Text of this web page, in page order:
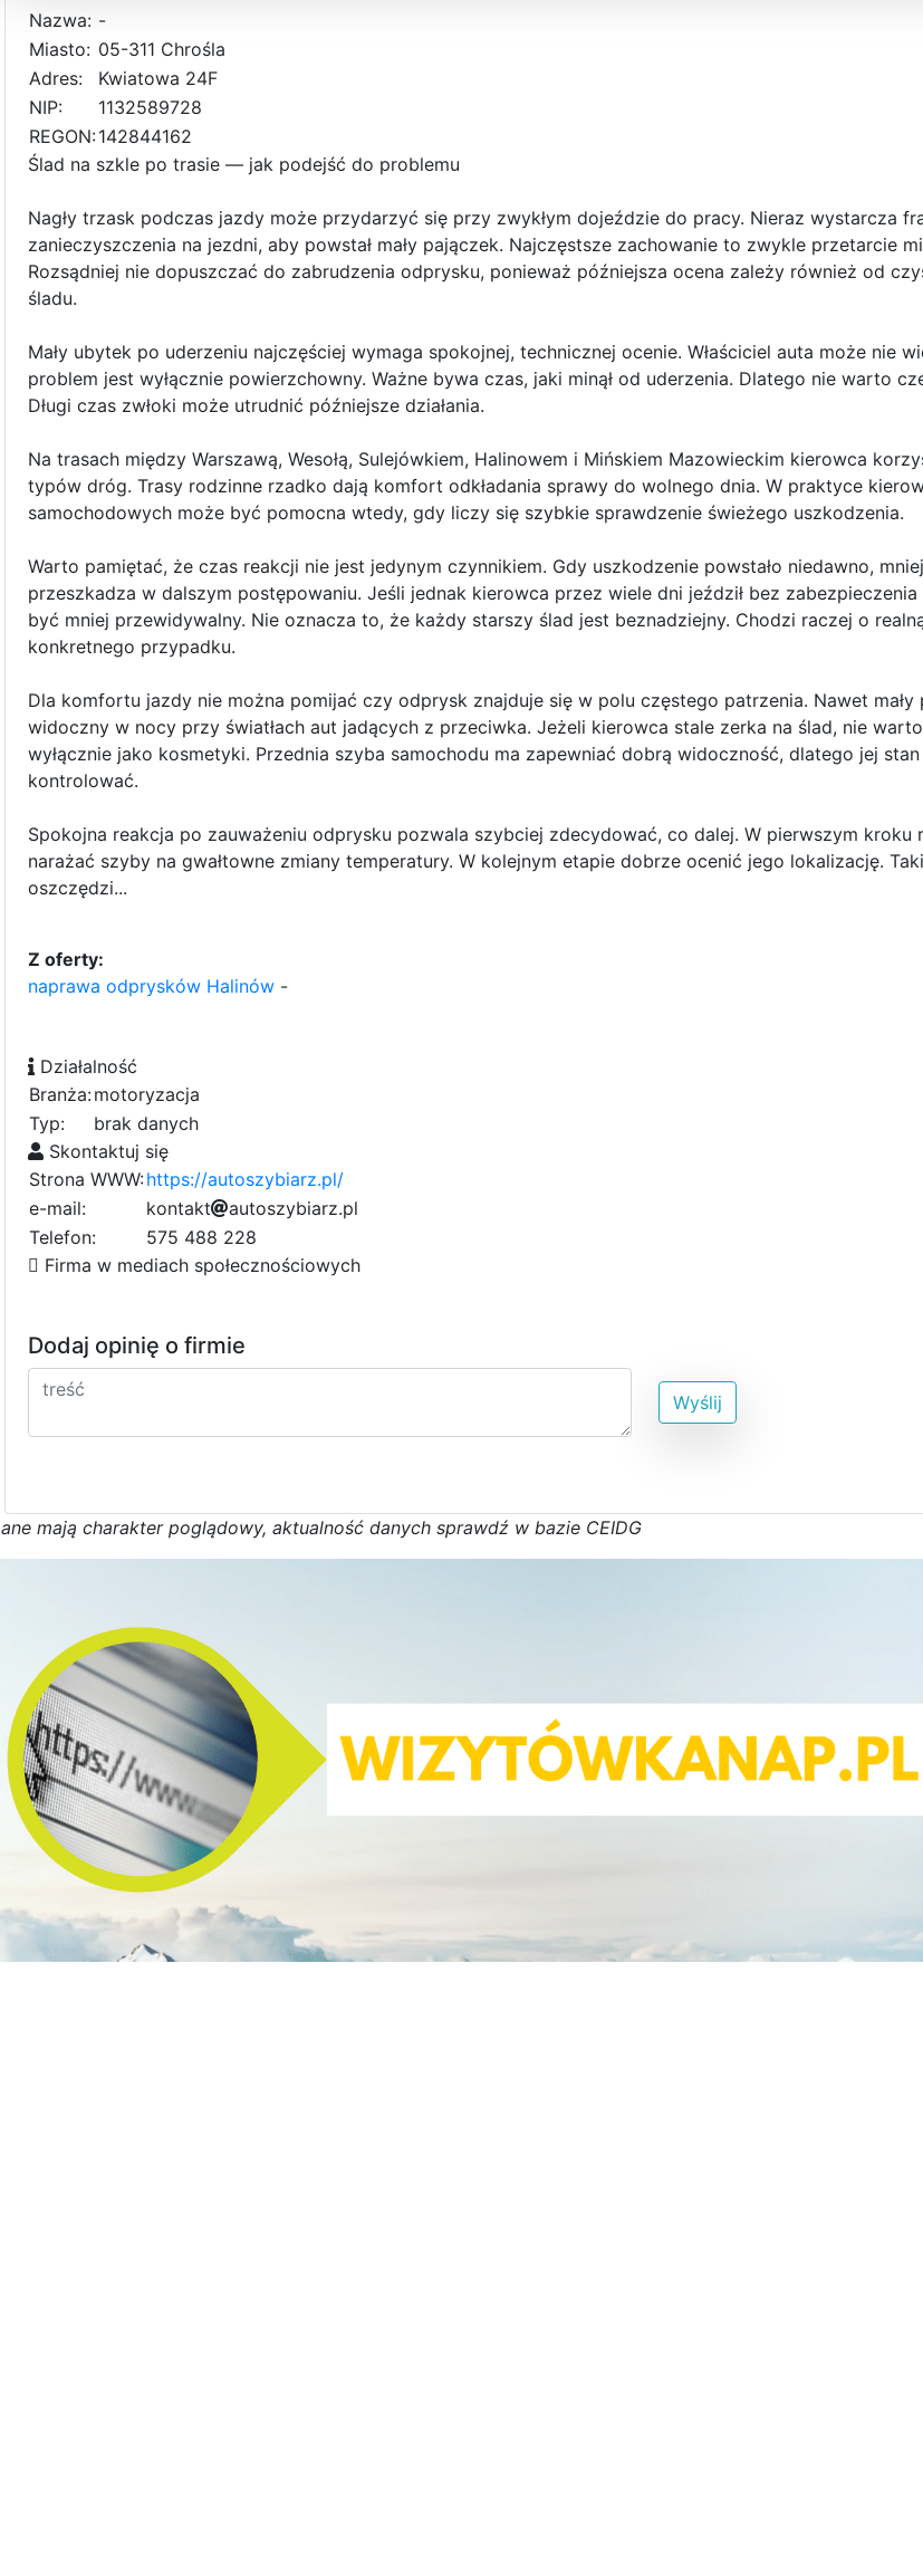
Nazwa: -
Miasto: 05-311 Chrośla
Adres:
Kwiatowa 24F
NIP:
1132589728
REGON:142844162
Ślad na szkle po trasie — jak podejść do problemu
Nagły trzask podczas jazdy może przydarzyć się przy zwykłym dojeździe do pracy. Nieraz wystarcza
zanieczyszczenia na jezdni, aby powstał mały pajączek. Najczęstsze zachowanie to zwykle przetarcie
Rozsądniej nie dopuszczać do zabrudzenia odprysku, ponieważ późniejsza ocena zależy również od
śladu.
Mały ubytek po uderzeniu najczęściej wymaga spokojnej, technicznej ocenie. Właściciel auta może nie
problem jest wyłącznie powierzchowny. Ważne bywa czas, jaki minął od uderzenia. Dlatego nie warto
Długi czas zwłoki może utrudnić późniejsze działania.
Na trasach między Warszawą, Wesołą, Sulejówkiem, Halinowem i Mińskiem Mazowieckim kierowca
typów dróg. Trasy rodzinne rzadko dają komfort odkładania sprawy do wolnego dnia. W praktyce
samochodowych może być pomocna wtedy, gdy liczy się szybkie sprawdzenie świeżego uszkodzenia.
Warto pamiętać, że czas reakcji nie jest jedynym czynnikiem. Gdy uszkodzenie powstało niedawno,
przeszkadza w dalszym postępowaniu. Jeśli jednak kierowca przez wiele dni jeździł bez
być mniej przewidywalny. Nie oznacza to, że każdy starszy ślad jest beznadziejny. Chodzi raczej o
konkretnego przypadku.
Dla komfortu jazdy nie można pomijać czy odprysk znajduje się w polu częstego patrzenia. Nawet mały
widoczny w nocy przy światłach aut jadących z przeciwka. Jeżeli kierowca stale zerka na ślad, nie
wyłącznie jako kosmetyki. Przednia szyba samochodu ma zapewniać dobrą widoczność, dlatego jej
kontrolować.
Spokojna reakcja po zauważeniu odprysku pozwala szybciej zdecydować, co dalej. W pierwszym kroku
narażać szyby na gwałtowne zmiany temperatury. W kolejnym etapie dobrze ocenić jego lokalizację.
oszczędzi...
Z oferty:
naprawa odprysków Halinów -
Działalność
Branża:motoryzacja
Typ:
brak danych
Skontaktuj się
Strona WWW:https://autoszybiarz.pl/
e-mail:
kontakt1
2
f
a1
utoszybiarz.p5l
Telefon:
575 488 228
Firma w mediach społecznościowych
Dodaj opinię o firmie
Wyślij
ane mają charakter poglądowy, aktualność danych sprawdź w bazie CEIDG